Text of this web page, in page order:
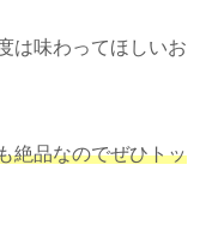
は味わってほしいお
絶品なのでぜひトッ